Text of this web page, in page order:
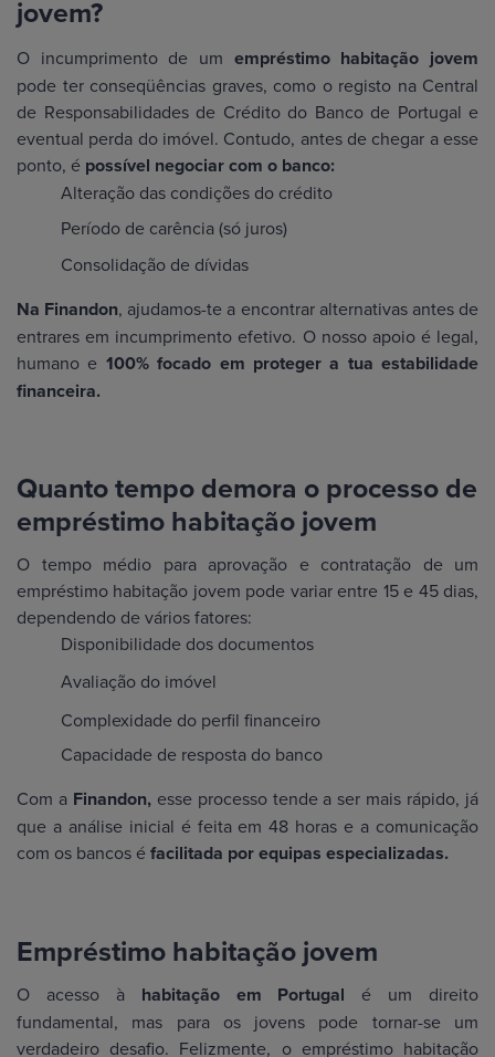
jovem?
O incumprimento de um empréstimo habitação jovem
pode ter conseqüências graves, como o registo na Central
de Responsabilidades de Crédito do Banco de Portugal e
eventual perda do imóvel. Contudo, antes de chegar a esse
ponto, é possível negociar com o banco:
Alteração das condições do crédito
Período de carência (só juros)
Consolidação de dívidas
Na Finandon, ajudamos-te a encontrar alternativas antes de
entrares em incumprimento efetivo. O nosso apoio é legal,
humano e 100% focado em proteger a tua estabilidade
financeira.
Quanto tempo demora o processo de
empréstimo habitação jovem
O tempo médio para aprovação e contratação de um
empréstimo habitação jovem pode variar entre 15 e 45 dias,
dependendo de vários fatores:
Disponibilidade dos documentos
Avaliação do imóvel
Complexidade do perfil financeiro
Capacidade de resposta do banco
Com aFinandon,esse processo tende a ser mais rápido, já
que a análise inicial é feita em 48 horas e a comunicação
com os bancos é facilitada por equipas especializadas.
Empréstimo habitação jovem
O acesso àhabitação em Portugal é um direito
fundamental, mas para os jovens pode tornar-se um
verdadeiro desafio. Felizmente, o empréstimo habitação